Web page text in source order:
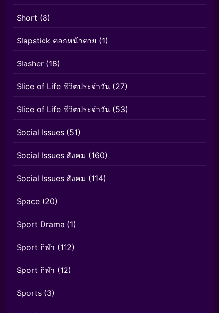
Short (8)
Slapstick ตลกหน้าตาย (1)
Slasher (18)
Slice of Life ชีวิตประจำวัน (27)
Slice of Life ชีวิตประจำวัน (53)
Social Issues (51)
Social Issues สังคม (160)
Social Issues สังคม (114)
Space (20)
Sport Drama (1)
Sport กีฬา (112)
Sport กีฬา (12)
Sports (3)